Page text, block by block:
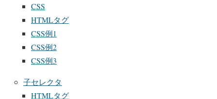
CSS
HTMLタグ
CSS例1
CSS例2
CSS例3
子セレクタ
HTMLタグ